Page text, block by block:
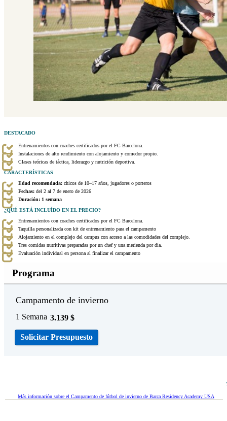
DESTACADO
Entrenamientos con coaches certificados por el FC Barcelona.
Instalaciones de alto rendimiento con alojamiento y comedor propio.
Clases teóricas de táctica, liderazgo y nutrición deportiva.
CARACTERÍSTICAS
Edad recomendada: chicos de 10–17 años, jugadores o porteros
Fechas: del 2 al 7 de enero de 2026
Duración: 1 semana
¿QUÉ ESTÁ INCLUÍDO EN EL PRECIO?
Entrenamientos con coaches certificados por el FC Barcelona.
Taquilla personalizada con kit de entrenamiento para el campamento
Alojamiento en el complejo del campus con acceso a las comodidades del complejo.
Tres comidas nutritivas preparadas por un chef y una merienda por día.
Evaluación individual en persona al finalizar el campamento
Programa
Campamento de invierno
1 Semana 3.139 $
Solicitar Presupuesto
Más información sobre el Campamento de fútbol de invierno de Barça Residency Academy USA